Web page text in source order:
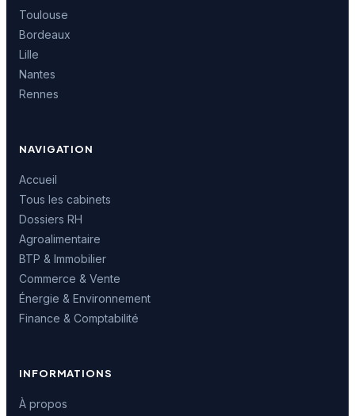
Toulouse
Bordeaux
Lille
Nantes
Rennes
NAVIGATION
Accueil
Tous les cabinets
Dossiers RH
Agroalimentaire
BTP & Immobilier
Commerce & Vente
Énergie & Environnement
Finance & Comptabilité
INFORMATIONS
À propos